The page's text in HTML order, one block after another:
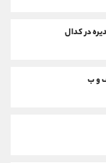
در کدال
و ب